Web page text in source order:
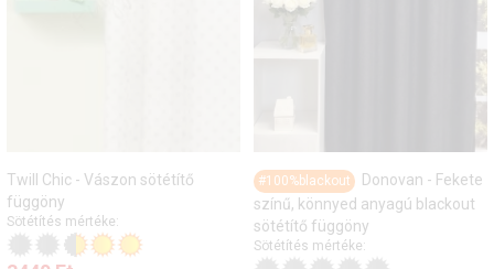
Twill Chic - Vászon sötétítő
függöny
Sötétítés mértéke:
#100%blackout
Donovan - Fekete
színű, könnyed anyagú blackout
sötétítő függöny
Sötétítés mértéke: